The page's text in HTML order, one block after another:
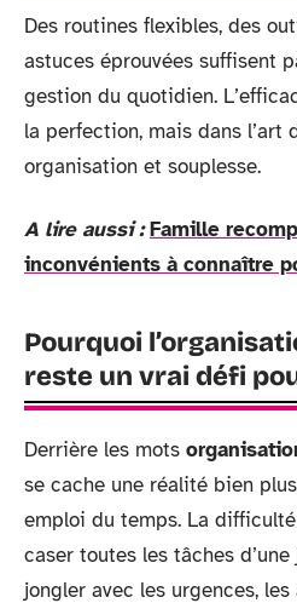
Des routines flexibles, des
astuces éprouvées suffisent
gestion du quotidien.
la perfection, mais dans l’art
organisation et souplesse.
A lire aussi : Famille
inconvénients à connaître
Pourquoi
reste un vrai défi
Derrière les mots
se cache une réalité bien
emploi du temps. La
caser toutes les tâches
jongler avec les urgences,